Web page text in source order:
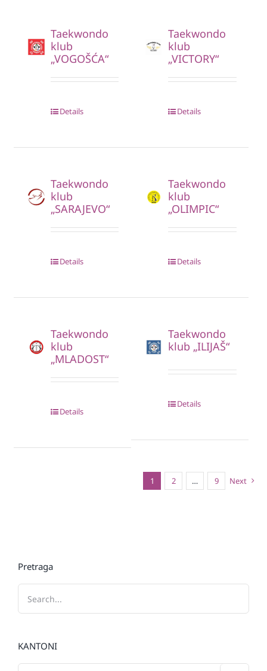
Taekwondo
klub
„VOGOŠĆA“
Details
Taekwondo
klub
„VICTORY“
Details
Taekwondo
klub
„SARAJEVO“
Details
Taekwondo
klub
„OLIMPIC“
Details
Taekwondo
klub
„MLADOST“
Details
Taekwondo
klub „ILIJAŠ“
Details
1 2 … 9 Next
Pretraga
KANTONI